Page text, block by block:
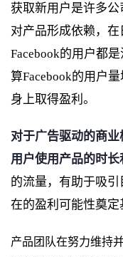
获取新用户是许多
对产品形成依赖，
Facebook的用户都
算Facebook的用户
身上取得盈利。
对于广告驱动的商
用户使用产品的时长
的流量，有助于吸
在的盈利可能性奠定
产品团队在努力维持